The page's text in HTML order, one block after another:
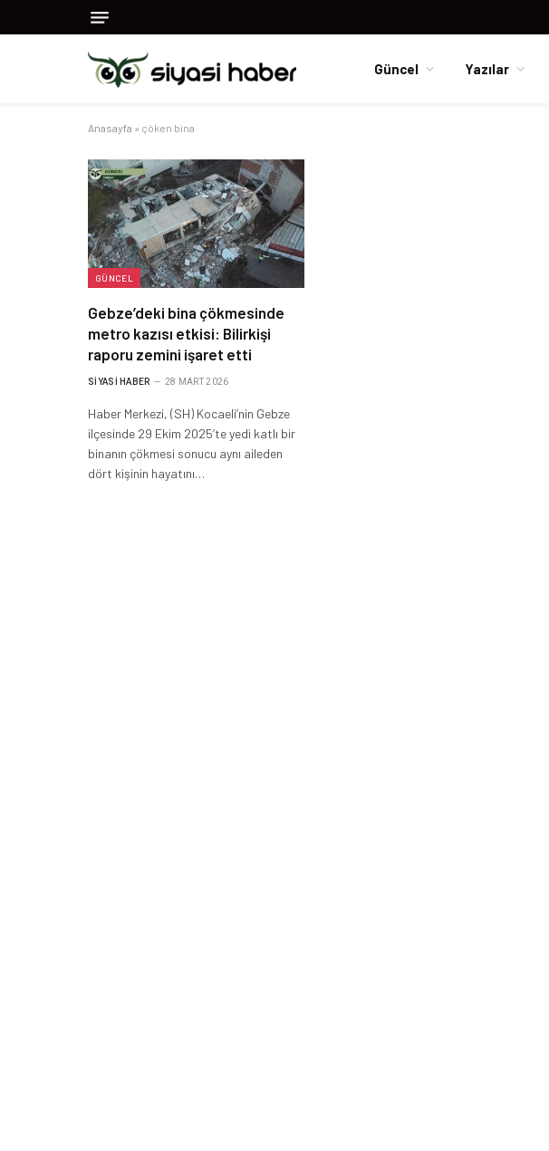
Güncel Yazılar
Anasayfa » çöken bina
GÜNCEL
Gebze’deki bina çökmesinde
metro kazısı etkisi: Bilirkişi
raporu zemini işaret etti
SIYASI HABER 28 MART 2026
Haber Merkezi, (SH) Kocaeli’nin Gebze
ilçesinde 29 Ekim 2025’te yedi katlı bir
binanın çökmesi sonucu aynı aileden
dört kişinin hayatını…